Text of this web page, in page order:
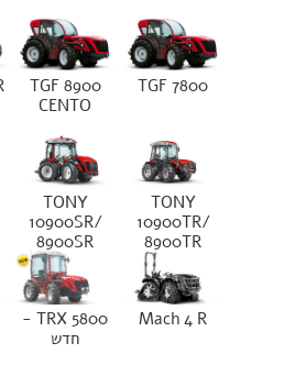
TGF 7800
TGF 8900
CENTO
TONY
10900TR/
8900TR
TONY
10900SR/
8900SR
Mach 4 R
TRX 5800 -
חדש